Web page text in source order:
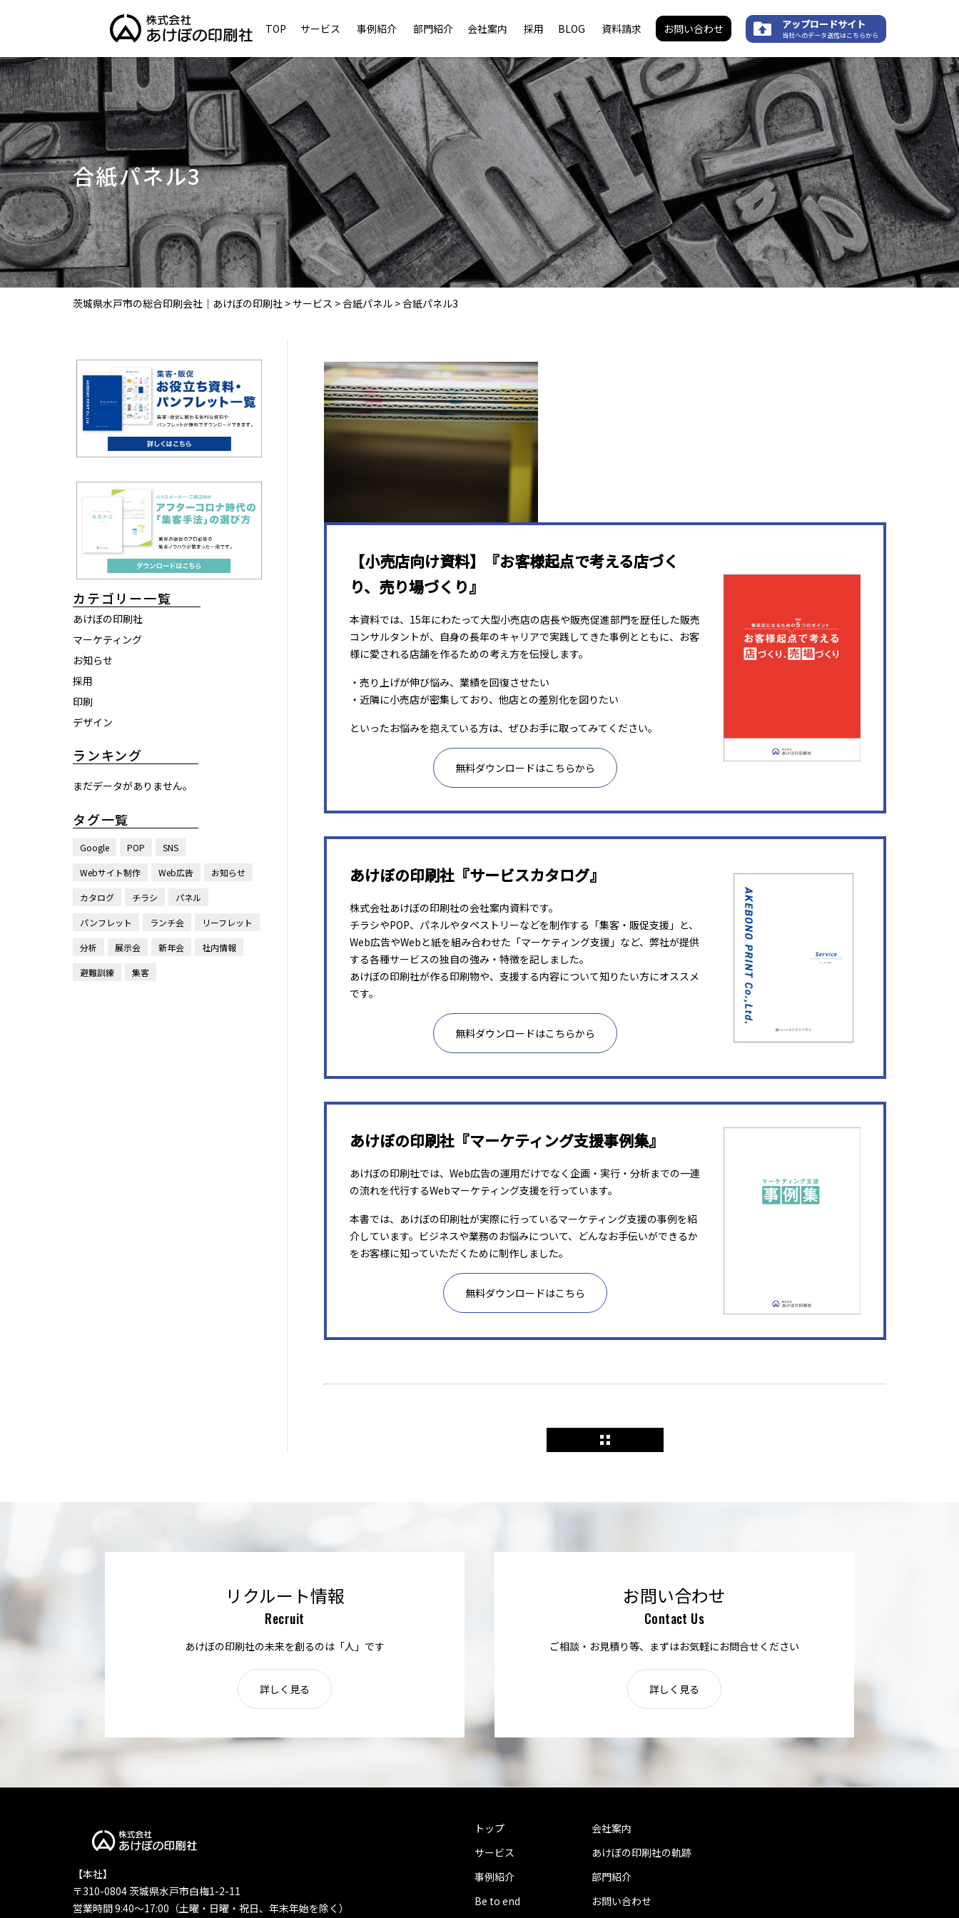
TOP サービス 事例紹介 部門紹介 会社案内 採用 BLOG 資料請求 お問い合わせ アップロードサイト
当社へのデータ送信はこちらから
合紙パネル3
茨城県水戸市の総合印刷会社｜あけぼの印刷社 > サービス >合紙パネル >合紙パネル3
カテゴリー一覧
あけぼの印刷社
マーケティング
お知らせ
採用
印刷
デザイン
ランキング
まだデータがありません。
タグ一覧
Google POP SNS
Webサイト制作 Web広告 お知らせ
カタログ チラシ パネル
パンフレット ランチ会 リーフレット
分析 展示会 新年会 社内情報
避難訓練 集客
【小売店向け資料】『お客様起点で考える店づく
り、売り場づくり』
本資料では、15年にわたって大型小売店の店長や販売促進部門を歴任した販売
コンサルタントが、自身の長年のキャリアで実践してきた事例とともに、お客
様に愛される店舗を作るための考え方を伝授します。
・売り上げが伸び悩み、業績を回復させたい
・近隣に小売店が密集しており、他店との差別化を図りたい
といったお悩みを抱えている方は、ぜひお手に取ってみてください。
無料ダウンロードはこちらから
あけぼの印刷社『サービスカタログ』
株式会社あけぼの印刷社の会社案内資料です。
チラシやPOP、パネルやタペストリーなどを制作する「集客・販促支援」と、
Web広告やWebと紙を組み合わせた「マーケティング支援」など、弊社が提供
する各種サービスの独自の強み・特徴を記しました。
あけぼの印刷社が作る印刷物や、支援する内容について知りたい方にオススメ
です。
無料ダウンロードはこちらから
あけぼの印刷社『マーケティング支援事例集』
あけぼの印刷社では、Web広告の運用だけでなく企画・実行・分析までの一連
の流れを代行するWebマーケティング支援を行っています。
本書では、あけぼの印刷社が実際に行っているマーケティング支援の事例を紹
介しています。ビジネスや業務のお悩みについて、どんなお手伝いができるか
をお客様に知っていただくために制作しました。
無料ダウンロードはこちら
リクルート情報
Recruit
あけぼの印刷社の未来を創るのは「人」です
詳しく見る
お問い合わせ
Contact Us
ご相談・お見積り等、まずはお気軽にお問合せください
詳しく見る
【本社】
〒310-0804 茨城県水戸市白梅1-2-11
営業時間 9:40〜17:00（土曜・日曜・祝日、年末年始を除く）
トップ
サービス
事例紹介
Be to end
会社案内
あけぼの印刷社の軌跡
部門紹介
お問い合わせ